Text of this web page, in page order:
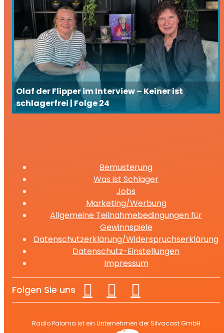
Olaf der Flipper im Interview – Keiner ist
schlagerfrei | Folge 24
Bemusterung
Was ist Schlager
Jobs
Marketing/Werbung
Allgemeine Teilnahmebedingungen für
Gewinnspiele
Datenschutzerklärung/Widerspruchserklärung
Datenschutz-Einstellungen
Impressum
Folgen Sie uns
Radio Paloma ist ein Unternehmen der Silvacast GmbH